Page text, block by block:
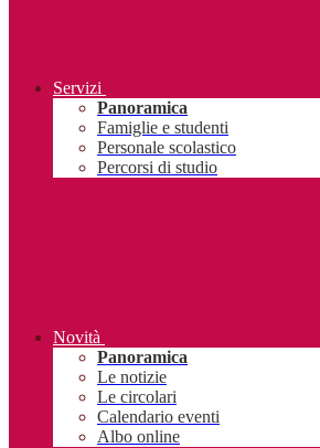
Servizi
Panoramica
Famiglie e studenti
Personale scolastico
Percorsi di studio
Novità
Panoramica
Le notizie
Le circolari
Calendario eventi
Albo online